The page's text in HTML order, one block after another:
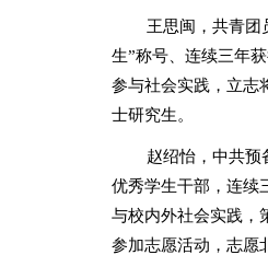
王思闽，共青团
生”称号、连续三年
参与社会实践，立志
士研究生。
赵绍怡，中共预
优秀学生干部，连续
与校内外社会实践，
参加志愿活动，志愿